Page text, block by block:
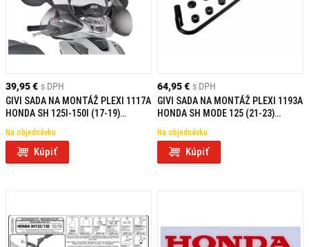
39,95 € s DPH
GIVI SADA NA MONTÁŽ PLEXI 1117A
HONDA SH 125I-150I (17-19)
Na objednávku
Kúpiť
64,95 € s DPH
GIVI SADA NA MONTÁŽ PLEXI 1193A
HONDA SH MODE 125 (21-23)
Na objednávku
Kúpiť